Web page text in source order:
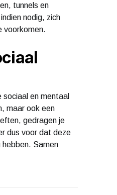
tunnels en
nodig, zich
voorkomen.
en mentaal
maar ook een
gedragen je
dus voor dat deze
Samen